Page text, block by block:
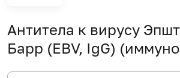
Антитела к вирусу
Барр (EBV, IgG)